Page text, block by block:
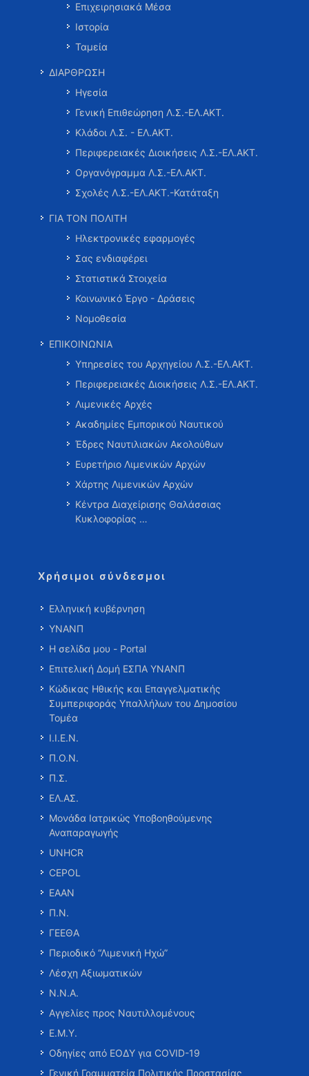
Επιχειρησιακά Μέσα
Ιστορία
Ταμεία
ΔΙΑΡΘΡΩΣΗ
Ηγεσία
Γενική Επιθεώρηση Λ.Σ.-ΕΛ.ΑΚΤ.
Κλάδοι Λ.Σ. - ΕΛ.ΑΚΤ.
Περιφερειακές Διοικήσεις Λ.Σ.-ΕΛ.ΑΚΤ.
Οργανόγραμμα Λ.Σ.-ΕΛ.ΑΚΤ.
Σχολές Λ.Σ.-ΕΛ.ΑΚΤ.-Κατάταξη
ΓΙΑ ΤΟΝ ΠΟΛΙΤΗ
Ηλεκτρονικές εφαρμογές
Σας ενδιαφέρει
Στατιστικά Στοιχεία
Κοινωνικό Έργο - Δράσεις
Νομοθεσία
ΕΠΙΚΟΙΝΩΝΙΑ
Υπηρεσίες του Αρχηγείου Λ.Σ.-ΕΛ.ΑΚΤ.
Περιφερειακές Διοικήσεις Λ.Σ.-ΕΛ.ΑΚΤ.
Λιμενικές Αρχές
Ακαδημίες Εμπορικού Ναυτικού
Έδρες Ναυτιλιακών Ακολούθων
Ευρετήριο Λιμενικών Αρχών
Χάρτης Λιμενικών Αρχών
Κέντρα Διαχείρισης Θαλάσσιας
Κυκλοφορίας …
Χρήσιμοι σύνδεσμοι
Ελληνική κυβέρνηση
ΥΝΑΝΠ
Η σελίδα μου - Portal
Επιτελική Δομή ΕΣΠΑ ΥΝΑΝΠ
Κώδικας Ηθικής και Επαγγελματικής
Συμπεριφοράς Υπαλλήλων του Δημοσίου
Τομέα
Ι.Ι.Ε.Ν.
Π.Ο.Ν.
Π.Σ.
ΕΛ.ΑΣ.
Μονάδα Ιατρικώς Υποβοηθούμενης
Αναπαραγωγής
UNHCR
CEPOL
ΕΑΑΝ
Π.Ν.
ΓΕΕΘΑ
Περιοδικό “Λιμενική Ηχώ”
Λέσχη Αξιωματικών
Ν.Ν.Α.
Αγγελίες προς Ναυτιλλομένους
Ε.Μ.Υ.
Οδηγίες από ΕΟΔΥ για COVID-19
Γενική Γραμματεία Πολιτικής Προστασίας